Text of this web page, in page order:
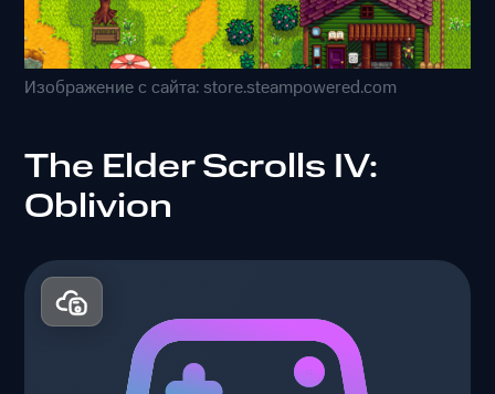
Изображение с сайта: store.steampowered.com
The Elder Scrolls IV:
Oblivion